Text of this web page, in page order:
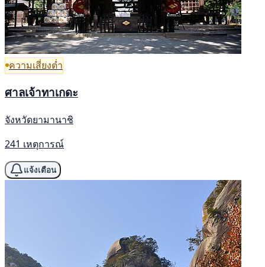
ความเสี่ยงต่ำ
ศาลเจ้าทาเกดะ
จังหวัดยามานาชิ
241 เหตุการณ์
แจ้งเตือน